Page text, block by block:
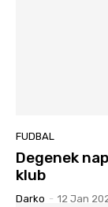
FUDBAL
Degenek
klub
Darko - 12 Jan